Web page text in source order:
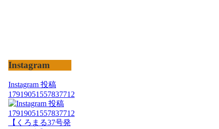
Instagram
Instagram 投稿
17919051557837712
【くろまる37号発